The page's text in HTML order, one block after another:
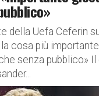
della Uefa Ceferin
cosa più
senza pubblico»